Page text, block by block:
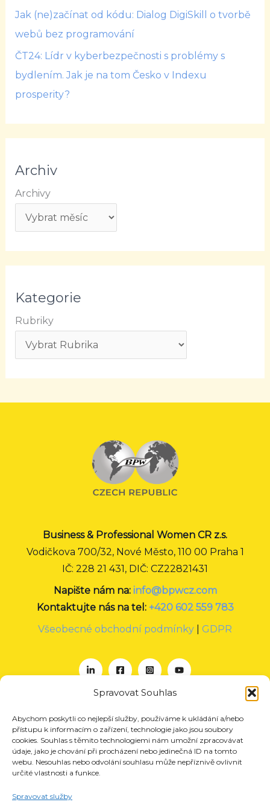
Spravovat Souhlas
Abychom poskytli co nejlepší služby, používáme k ukládání a/nebo
přístupu k informacím o zařízení, technologie jako jsou soubory
cookies. Souhlas s těmito technologiemi nám umožní zpracovávat
údaje, jako je chování při procházení nebo jedinečná ID na tomto
webu. Nesouhlas nebo odvolání souhlasu může nepříznivě ovlivnit
určité vlastnosti a funkce.
Spravovat služby
Jak (ne)začínat od kódu: Dialog DigiSkill o tvorbě
webů bez programování
ČT24: Lídr v kyberbezpečnosti s problémy s
bydlením. Jak je na tom Česko v Indexu
prosperity?
Archiv
Archivy
Kategorie
Rubriky
Business & Professional Women CR z.s.
Vodičkova 700/32, Nové Město, 110 00 Praha 1
IČ: 228 21 431, DIČ: CZ22821431
Napište nám na: info@bpwcz.com
Kontaktujte nás na tel: +420 602 559 783
Všeobecné obchodní podmínky
GDPR
O nás
Projekty
Členství